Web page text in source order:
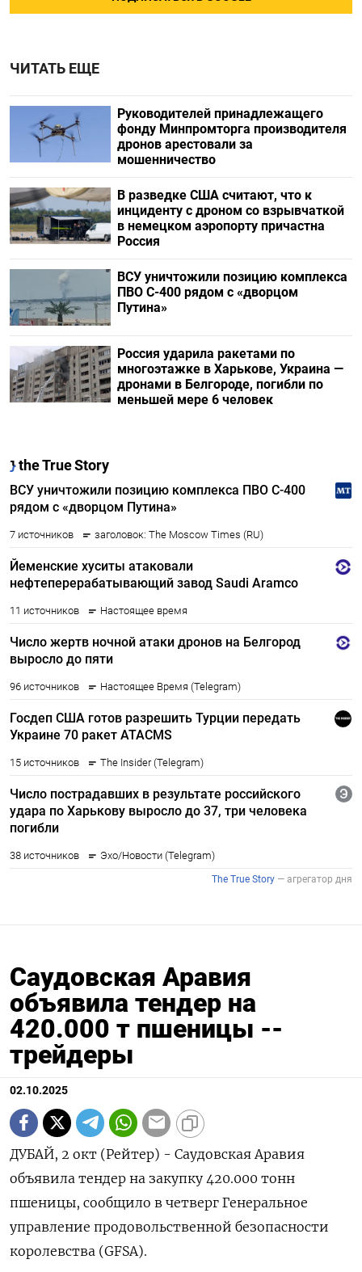
ЧИТАТЬ ЕЩЕ
Руководителей принадлежащего
фонду Минпромторга производителя
дронов арестовали за
мошенничество
В разведке США считают, что к
инциденту с дроном со взрывчаткой
в немецком аэропорту причастна
Россия
ВСУ уничтожили позицию комплекса
ПВО С-400 рядом с «дворцом
Путина»
Россия ударила ракетами по
многоэтажке в Харькове, Украина —
дронами в Белгороде, погибли по
меньшей мере 6 человек
Саудовская Аравия
объявила тендер на
420.000 т пшеницы --
трейдеры
02.10.2025
ДУБАЙ, 2 окт (Рейтер) - Саудовская Аравия
объявила тендер на закупку 420.000 тонн
пшеницы, сообщило в четверг Генеральное
управление продовольственной безопасности
королевства (GFSA).